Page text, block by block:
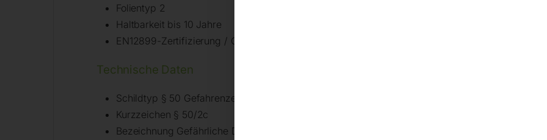
Folientyp 2
Haltbarkeit bis 10 Jahre
EN12899-Zertifizierung / CE-Kennzeichen
Technische Daten
Schildtyp § 50 Gefahrenzeichen
Kurzzeichen § 50/2c
Bezeichnung Gefährliche Doppelkurve – Rechts beginnend